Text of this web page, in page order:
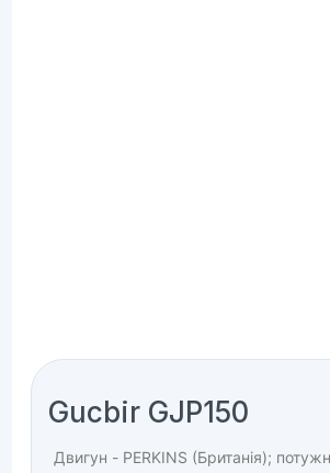
Gucbir GJP150
Двигун - PERKINS (Британія);